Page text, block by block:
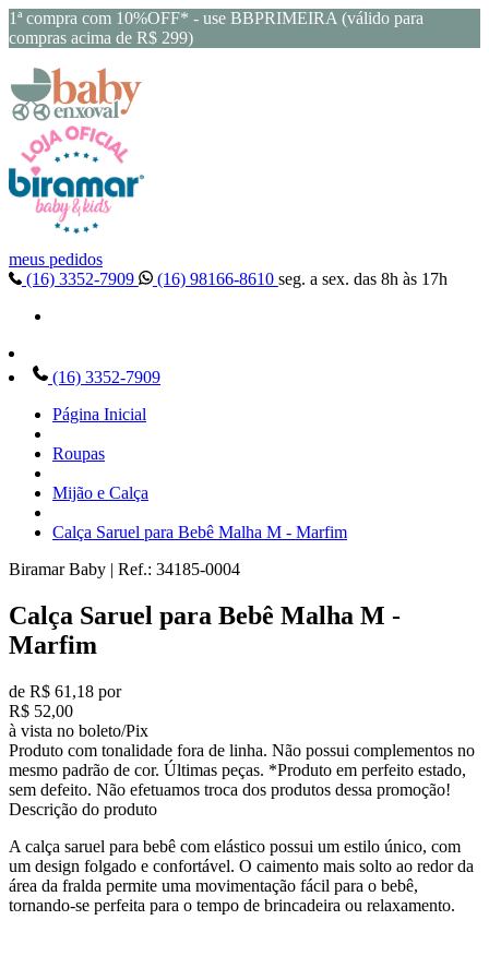
1ª compra com 10%OFF* - use BBPRIMEIRA (válido para
compras acima de R$ 299)
meus pedidos
(16) 3352-7909
(16) 98166-8610 seg. a sex. das 8h às 17h
(16) 3352-7909
Página Inicial
Roupas
Mijão e Calça
Calça Saruel para Bebê Malha M - Marfim
Biramar Baby | Ref.: 34185-0004
Calça Saruel para Bebê Malha M -
Marfim
de R$ 61,18 por
R$ 52,00
à vista no boleto/Pix
Produto com tonalidade fora de linha. Não possui complementos no
mesmo padrão de cor. Últimas peças. *Produto em perfeito estado,
sem defeito. Não efetuamos troca dos produtos dessa promoção!
Descrição do produto
A calça saruel para bebê com elástico possui um estilo único, com
um design folgado e confortável. O caimento mais solto ao redor da
área da fralda permite uma movimentação fácil para o bebê,
tornando-se perfeita para o tempo de brincadeira ou relaxamento.